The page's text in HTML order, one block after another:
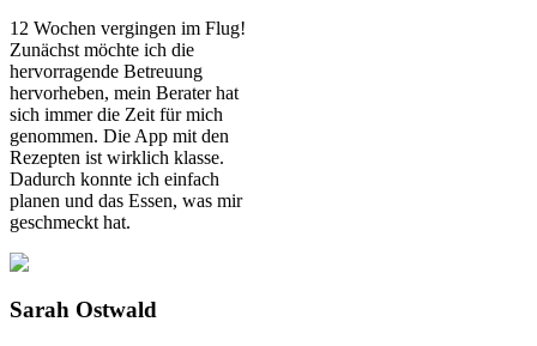
12 Wochen vergingen im Flug!
Zunächst möchte ich die
hervorragende Betreuung
hervorheben, mein Berater hat
sich immer die Zeit für mich
genommen. Die App mit den
Rezepten ist wirklich klasse.
Dadurch konnte ich einfach
planen und das Essen, was mir
geschmeckt hat.
Sarah Ostwald